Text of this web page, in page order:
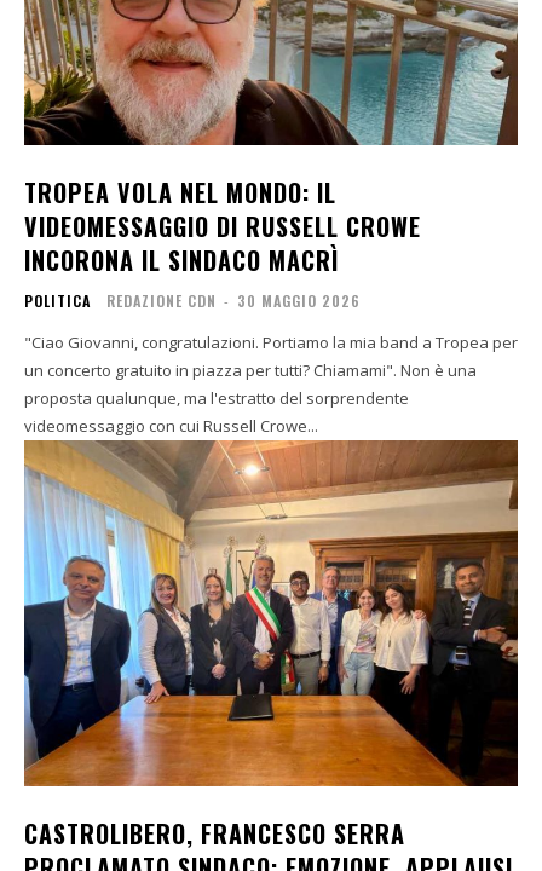
TROPEA VOLA NEL MONDO: IL
VIDEOMESSAGGIO DI RUSSELL CROWE
INCORONA IL SINDACO MACRÌ
POLITICA REDAZIONE CDN - 30 MAGGIO 2026
"Ciao Giovanni, congratulazioni. Portiamo la mia band a Tropea per
un concerto gratuito in piazza per tutti? Chiamami". Non è una
proposta qualunque, ma l'estratto del sorprendente
videomessaggio con cui Russell Crowe...
CASTROLIBERO, FRANCESCO SERRA